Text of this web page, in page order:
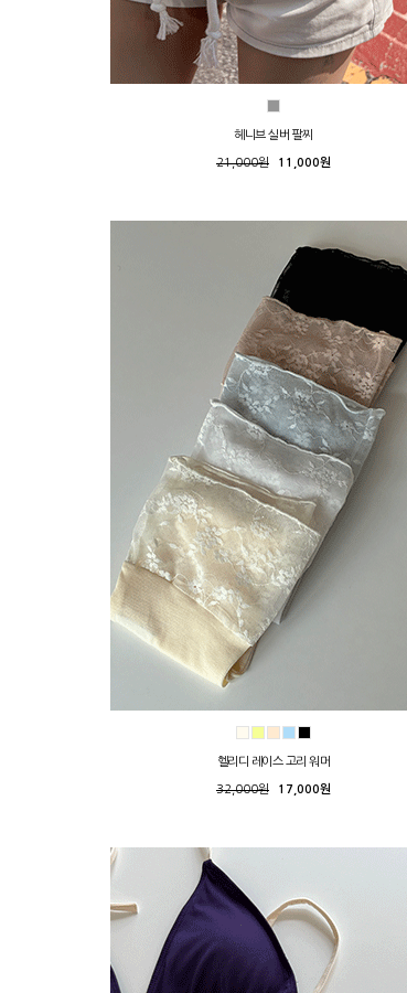
헤니브 실버 팔찌
21,000원 11,000원
헬리디 레이스 고리 워머
32,000원 17,000원